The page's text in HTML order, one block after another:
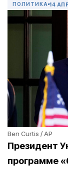
ПОЛИТИКА 14
Ben Curtis / AP
Президент
программе